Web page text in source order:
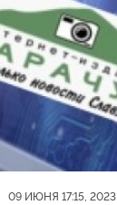
09 ИЮНЯ 17:15, 2023